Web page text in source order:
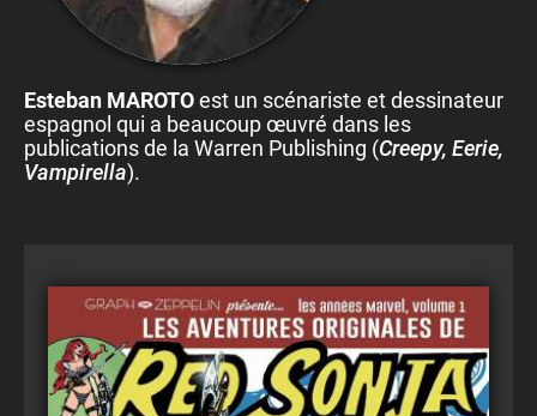
Esteban MAROTO est un scénariste et dessinateur
espagnol qui a beaucoup œuvré dans les
publications de la Warren Publishing (Creepy, Eerie,
Vampirella).